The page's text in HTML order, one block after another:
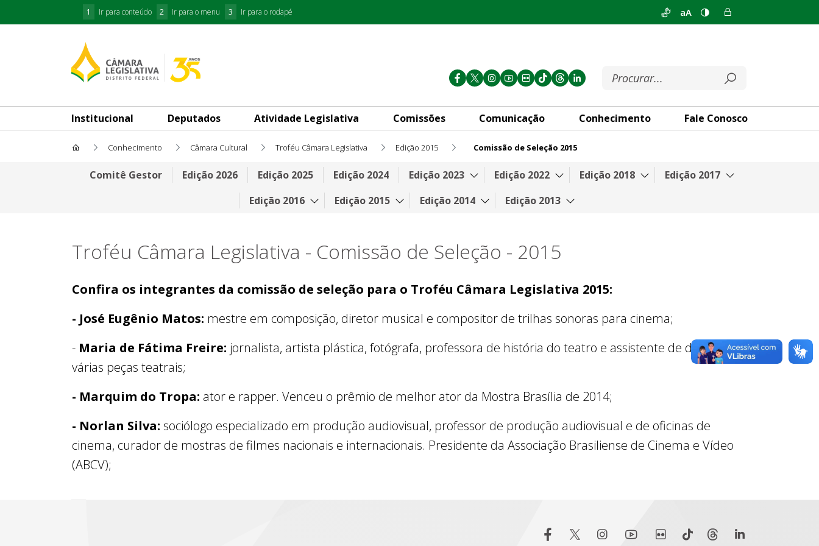
1 Ir para conteúdo 2 Ir para o menu 3 Ir para o rodapé aA
Institucional Deputados Atividade Legislativa Comissões Comunicação Conhecimento Fale Conosco
Conhecimento Câmara Cultural Troféu Câmara Legislativa Edição 2015 Comissão de Seleção 2015
Comissão de Seleção 2015
Comitê Gestor Edição 2026 Edição 2025 Edição 2024 Edição 2023 Edição 2022 Edição 2018
Edição 2017
Edição 2016
Edição 2015 Edição 2014 Edição 2013
Troféu Câmara Legislativa - Comissão de Seleção - 2015
Confira os integrantes da comissão de seleção para o Troféu Câmara Legislativa 2015:
- José Eugênio Matos: mestre em composição, diretor musical e compositor de trilhas sonoras para cinema;
- Maria de Fátima Freire: jornalista, artista plástica, fotógrafa, professora de história do teatro e assistente de direção de
várias peças teatrais;
- Marquim do Tropa: ator e rapper. Venceu o prêmio de melhor ator da Mostra Brasília de 2014;
- Norlan Silva: sociólogo especializado em produção audiovisual, professor de produção audiovisual e de oficinas de
cinema, curador de mostras de filmes nacionais e internacionais. Presidente da Associação Brasiliense de Cinema e Vídeo
(ABCV);